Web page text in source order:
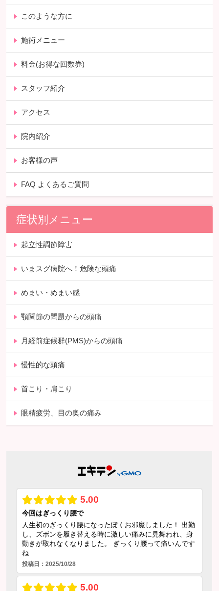
このような方に
施術メニュー
料金(お得な回数券)
スタッフ紹介
アクセス
院内紹介
お客様の声
FAQ よくあるご質問
症状別メニュー
起立性調節障害
いまスグ病院へ！危険な頭痛
めまい・めまい感
顎関節の問題からの頭痛
月経前症候群(PMS)からの頭痛
慢性的な頭痛
首こり・肩こり
眼精疲労、目の奥の痛み